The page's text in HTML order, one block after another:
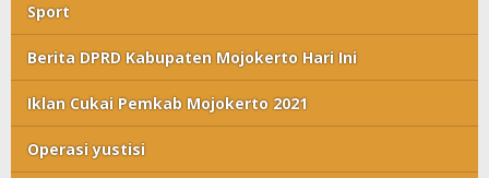
Sport
Berita DPRD Kabupaten Mojokerto Hari Ini
Iklan Cukai Pemkab Mojokerto 2021
Operasi yustisi